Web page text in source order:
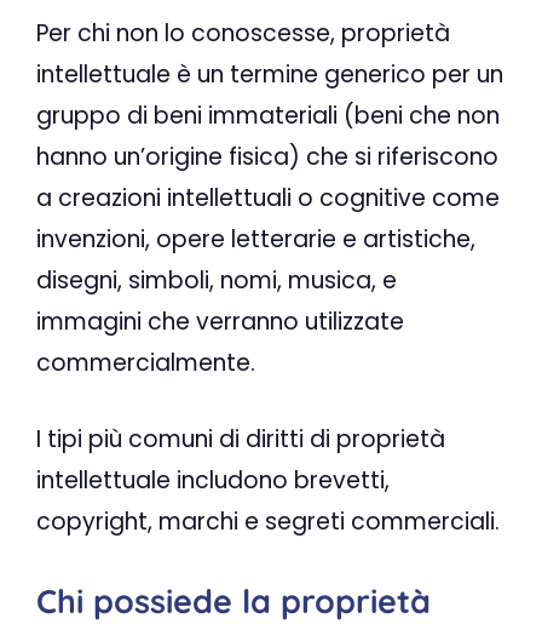
Per chi non lo conoscesse, proprietà
intellettuale è un termine generico per un
gruppo di beni immateriali (beni che non
hanno un’origine fisica) che si riferiscono
a creazioni intellettuali o cognitive come
invenzioni, opere letterarie e artistiche,
disegni, simboli, nomi, musica, e
immagini che verranno utilizzate
commercialmente.
I tipi più comuni di diritti di proprietà
intellettuale includono brevetti,
copyright, marchi e segreti commerciali.
Chi possiede la proprietà